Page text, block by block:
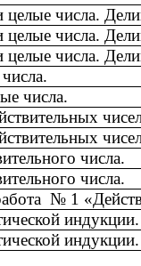
числа.
числа.
числа.
числа.
числа.
числа.
№ 1
индукции.
индукции.